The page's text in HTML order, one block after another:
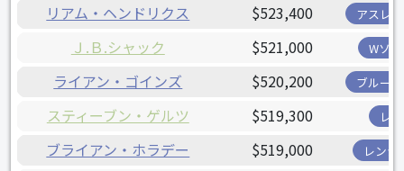
リアム・ヘンドリクス $523,400 アスレ
Ｊ.Ｂ.シャック $521,000 Wソ
ライアン・ゴインズ $520,200 ブルー
スティーブン・ゲルツ $519,300 レ
ブライアン・ホラデー $519,000 レンジ